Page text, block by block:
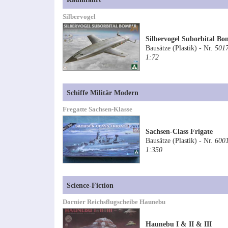
Silbervogel
Silbervogel Suborbital
Bausätze (Plastik) - Nr.
1:72
Schiffe Militär Modern
Fregatte Sachsen-Klasse
Sachsen-Class Frigate
Bausätze (Plastik) - Nr. 6001
1:350
Science-Fiction
Dornier Reichsflugscheibe Haunebu
Haunebu I & II & III